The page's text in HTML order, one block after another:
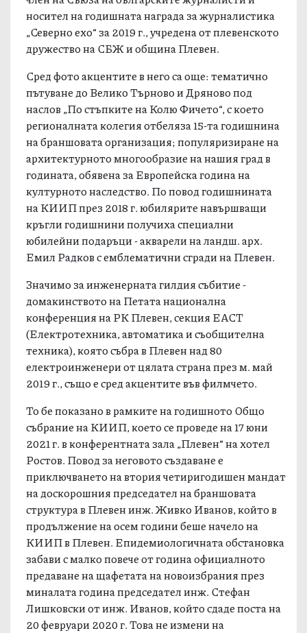
носител на годишната награда за журналистика
„Северно ехо“ за 2019 г., учредена от плевенското
дружество на СБЖ и община Плевен.
Сред фото акцентите в него са още: тематично
пътуване до Велико Търново и Дряново под
наслов „По стъпките на Колю Фичето“, с което
регионалната колегия отбеляза 15-та годишнина
на браншовата организация; популяризиране на
архитектурното многообразие на нашия град в
годината, обявена за Европейска година на
културното наследство. По повод годишнината
на КИИП през 2018 г. юбилярите навършващи
кръгли годишнини получиха специални
юбилейни подаръци - акварели на ландш. арх.
Емил Радков с емблематични сгради на Плевен.
Значимо за инженерната гилдия събитие -
домакинството на Петата национална
конференция на РК Плевен, секция ЕАСТ
(Електротехника, автоматика и съобщителна
техника), която събра в Плевен над 80
електроинженери от цялата страна през м. май
2019 г., също е сред акцентите във филмчето.
То бе показано в рамките на годишното Общо
събрание на КИИП, което се проведе на 17 юни
2021 г. в конферентната зала „Плевен“ на хотел
Ростов. Повод за неговото създаване е
приключването на втория четиригодишен мандат
на доскорошния председател на браншовата
структура в Плевен инж. Живко Иванов, който в
продължение на осем години беше начело на
КИИП в Плевен. Епидемиологичната обстановка
забави с малко повече от година официалното
предаване на щафетата на новоизбрания през
миналата година председател инж. Стефан
Лишковски от инж. Иванов, който сдаде поста на
20 февруари 2020 г. Това не измени на